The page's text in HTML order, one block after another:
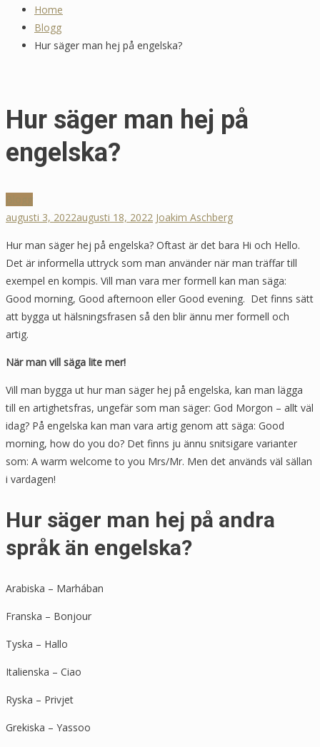
Tommy Myllymäki Grillad Högrev
🍖 Recepttips
Home
Blogg
Hur säger man hej på engelska?
Hur säger man hej på
engelska?
augusti 3, 2022augusti 18, 2022 Joakim Aschberg
Hur man säger hej på engelska? Oftast är det bara Hi och Hello.
Det är informella uttryck som man använder när man träffar till
exempel en kompis. Vill man vara mer formell kan man säga:
Good morning, Good afternoon eller Good evening. Det finns sätt
att bygga ut hälsningsfrasen så den blir ännu mer formell och
artig.
När man vill säga lite mer!
Vill man bygga ut hur man säger hej på engelska, kan man lägga
till en artighetsfras, ungefär som man säger: God Morgon – allt väl
idag? På engelska kan man vara artig genom att säga: Good
morning, how do you do? Det finns ju ännu snitsigare varianter
som: A warm welcome to you Mrs/Mr. Men det används väl sällan
i vardagen!
Hur säger man hej på andra
språk än engelska?
Arabiska – Marhában
Franska – Bonjour
Tyska – Hallo
Italienska – Ciao
Ryska – Privjet
Grekiska – Yassoo